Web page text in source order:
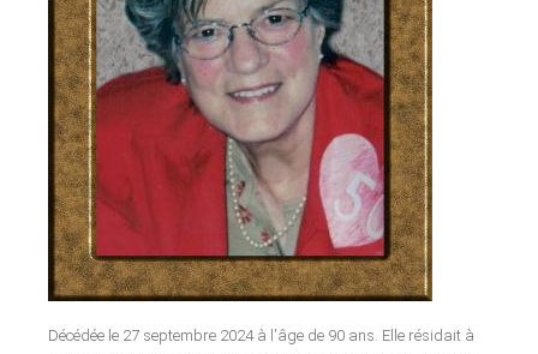
Décédée le 27 septembre 2024 à l'âge de 90 ans. Elle résidait à